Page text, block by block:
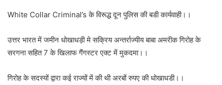
White Collar Criminal’s के विरूद्ध दून पुलिस की बडी कार्यवाही।।
उत्तर भारत में जमीन धोखाधड़ी मे सक्रिय अन्तर्राज्यीय बाबा अमरीक गिरोह के
सरगना सहित 7 के खिलाफ गैंगस्टर एक्ट में मुकदमा।।
गिरोह के सदस्यों द्वारा कई राज्यों में की थी अरबों रुपए की धोखाधडी।।